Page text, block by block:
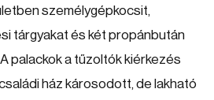
személygépkocsit,
tárgyakat és két propánbután
palackok a tűzoltók kiérkezés
ház károsodott, de lakható